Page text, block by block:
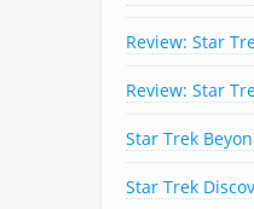
Review: Star
Review: Star
Star Trek
Star Trek